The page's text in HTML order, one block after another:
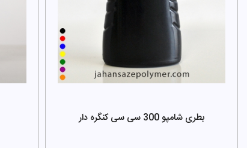
بطری شامپو 300 سی سی کنگره دار